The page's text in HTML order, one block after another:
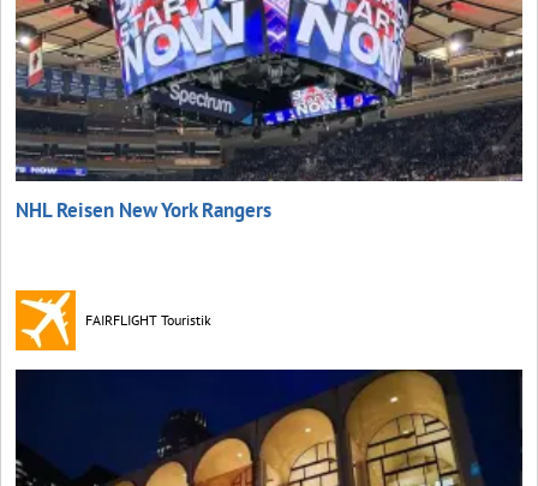
NHL Reisen New York Rangers
FAIRFLIGHT Touristik